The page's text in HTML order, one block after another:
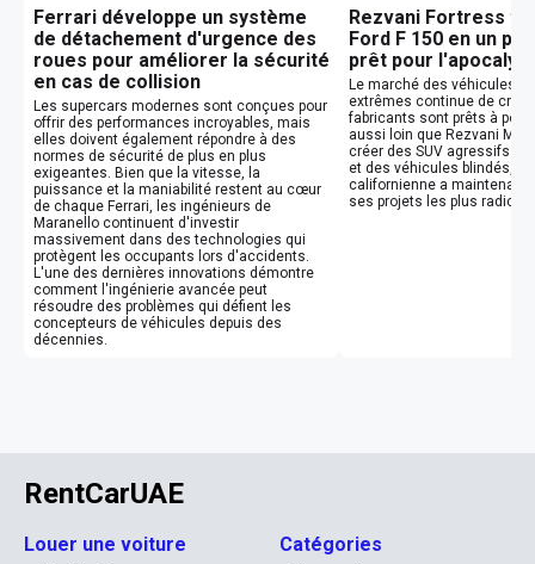
Ferrari développe un système
de détachement d'urgence des
roues pour améliorer la sécurité
en cas de collision
Les supercars modernes sont conçues pour
offrir des performances incroyables, mais
elles doivent également répondre à des
normes de sécurité de plus en plus
exigeantes. Bien que la vitesse, la
puissance et la maniabilité restent au cœur
de chaque Ferrari, les ingénieurs de
Maranello continuent d'investir
massivement dans des technologies qui
protègent les occupants lors d'accidents.
L'une des dernières innovations démontre
comment l'ingénierie avancée peut
résoudre des problèmes qui défient les
concepteurs de véhicules depuis des
décennies.
Rezvani Fortress
Ford F 150 en un
prêt pour
Le marché des véhicules
extrêmes continue de
fabricants sont prêts à
aussi loin que Rezvani
créer des SUV agressifs
et des véhicules blindés,
californienne a maintenant
ses projets les plus
RentCarUAE
Louer une voiture Catégories